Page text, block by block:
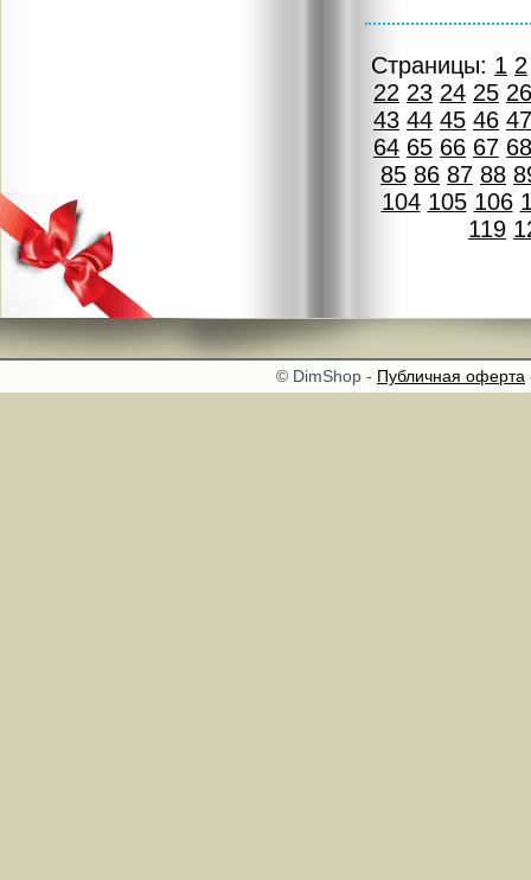
Страницы: 1 2
22 23 24 25 26
43 44 45 46 47
64 65 66 67 68
85 86 87 88
104 105 106
119
© DimShop - Публичная оферта